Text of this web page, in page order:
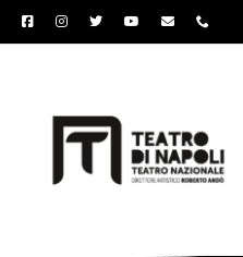
Salta
al